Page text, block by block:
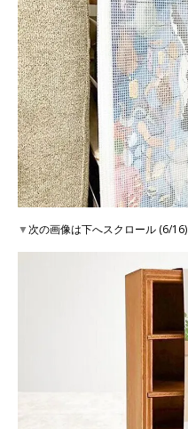
▼次の画像は下へスクロール (6/16)